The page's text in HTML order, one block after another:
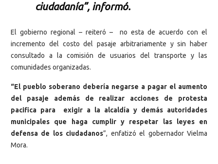
ciudadanía”, informó.
El gobierno regional – reiteró – no esta de acuerdo con el
incremento del costo del pasaje arbitrariamente y sin haber
consultado a la comisión de usuarios del transporte y las
comunidades organizadas.
“El pueblo soberano debería negarse a pagar el aumento
del pasaje además de realizar acciones de protesta
pacifica para exigir a la alcaldía y demás autoridades
municipales que haga cumplir y respetar las leyes en
defensa de los ciudadanos”, enfatizó el gobernador Vielma
Mora.